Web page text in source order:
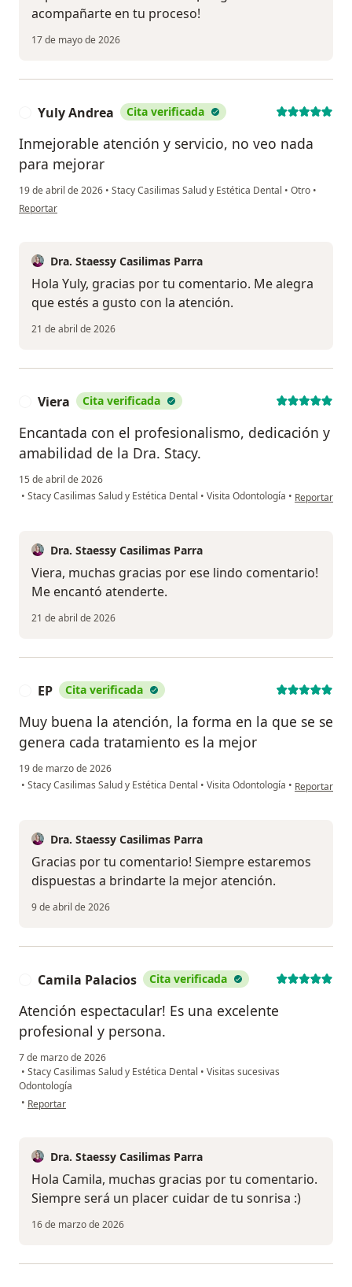
acompañarte en tu proceso!
17 de mayo de 2026
Yuly Andrea Cita verificada
Inmejorable atención y servicio, no veo nada
para mejorar
19 de abril de 2026 • Stacy Casilimas Salud y Estética Dental • Otro •
en opinión del usuario Yuly Andrea
Reportar
Dra. Staessy Casilimas Parra
Hola Yuly, gracias por tu comentario. Me alegra
que estés a gusto con la atención.
21 de abril de 2026
Viera Cita verificada
Encantada con el profesionalismo, dedicación y
amabilidad de la Dra. Stacy.
15 de abril de 2026
• Stacy Casilimas Salud y Estética Dental • Visita Odontología • en opinión
Reportar
Dra. Staessy Casilimas Parra
Viera, muchas gracias por ese lindo comentario!
Me encantó atenderte.
21 de abril de 2026
EP Cita verificada
Muy buena la atención, la forma en la que se se
genera cada tratamiento es la mejor
19 de marzo de 2026
• Stacy Casilimas Salud y Estética Dental • Visita Odontología • en opinión
Reportar
Dra. Staessy Casilimas Parra
Gracias por tu comentario! Siempre estaremos
dispuestas a brindarte la mejor atención.
9 de abril de 2026
Camila Palacios Cita verificada
Atención espectacular! Es una excelente
profesional y persona.
7 de marzo de 2026
• Stacy Casilimas Salud y Estética Dental • Visitas sucesivas
Odontología
• en opinión del usuario Camila Palacios
Reportar
Dra. Staessy Casilimas Parra
Hola Camila, muchas gracias por tu comentario.
Siempre será un placer cuidar de tu sonrisa :)
16 de marzo de 2026